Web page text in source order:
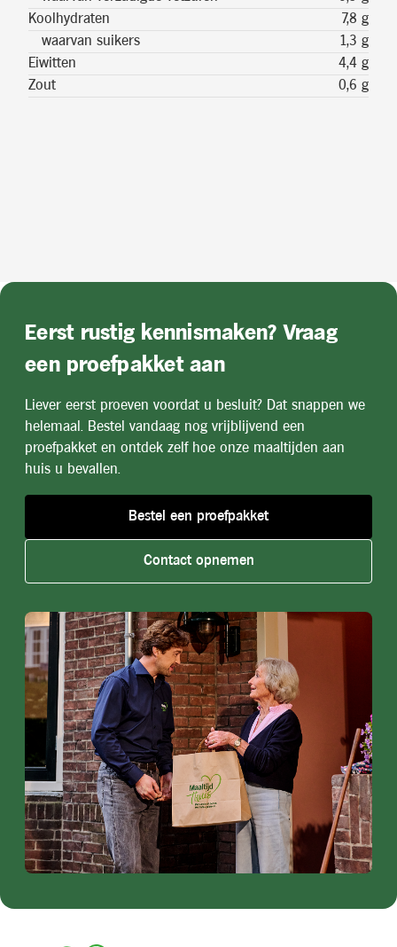
Koolhydraten
7,8 g
waarvan suikers
1,3 g
Eiwitten
4,4 g
Zout
0,6 g
Eerst rustig kennismaken? Vraag
een proefpakket aan
Liever eerst proeven voordat u besluit? Dat snappen we
helemaal. Bestel vandaag nog vrijblijvend een
proefpakket en ontdek zelf hoe onze maaltijden aan
huis u bevallen.
Bestel een proefpakket
Contact opnemen